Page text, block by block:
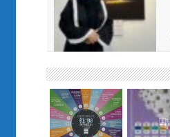
«صبر و اعتماد؛ روایت معلمی که
نسل Z را از بی‌هدفی به خودباوری
رساند / از یک کلاس ساده در قم تا
حضور مشترک معلم و هنرجویان
در مهم‌ترین گالری قرآنی هوش